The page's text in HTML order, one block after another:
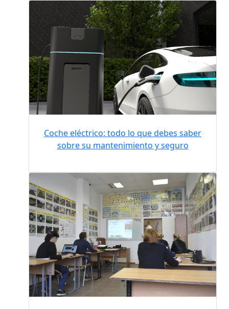
Coche eléctrico: todo lo que debes saber
sobre su mantenimiento y seguro